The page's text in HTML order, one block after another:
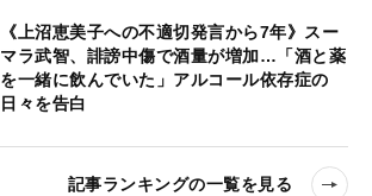
《上沼恵美子への不適切発言から7年》スー
マラ武智、誹謗中傷で酒量が増加…「酒と薬
を一緒に飲んでいた」アルコール依存症の
日々を告白
記事ランキングの一覧を見る